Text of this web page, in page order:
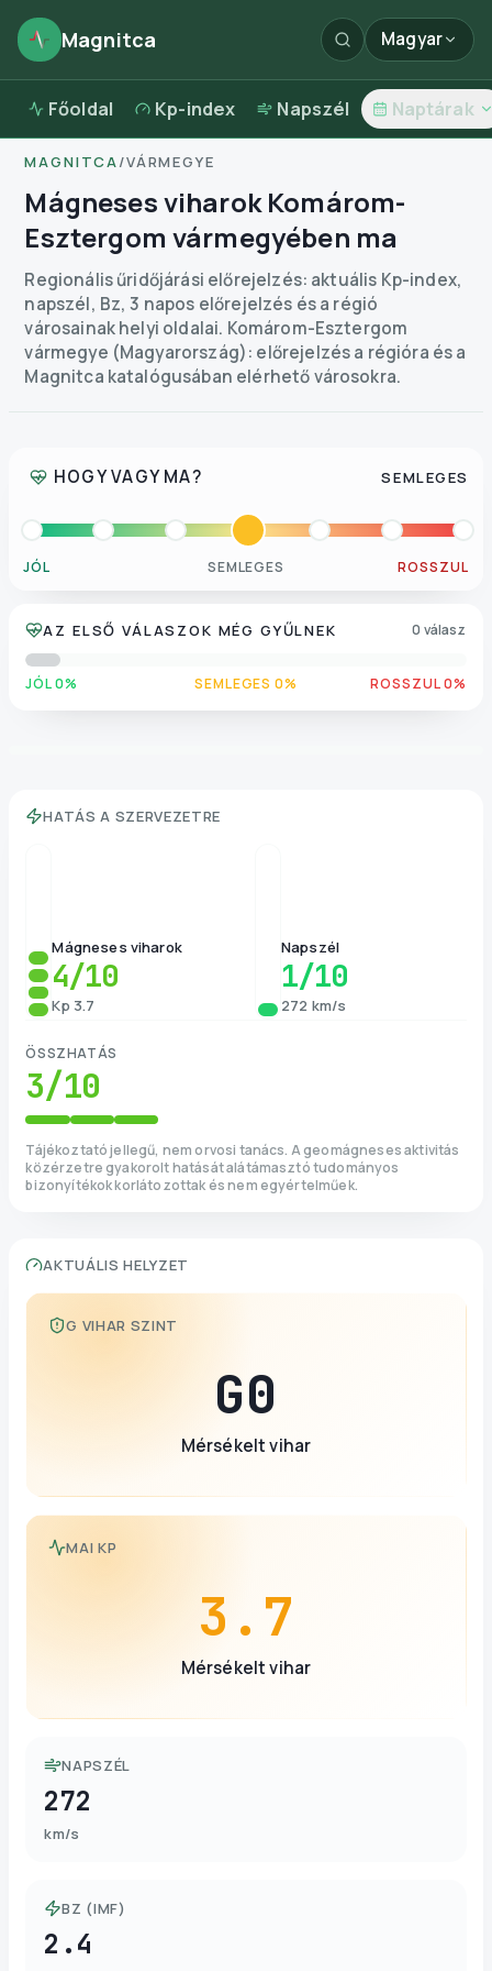
Magnitca Magyar
Főoldal Kp-index Napszél Naptárak
MAGNITCA/VÁRMEGYE
Mágneses viharok Komárom-
Esztergom vármegyében ma
Regionális űridőjárási előrejelzés: aktuális Kp-index,
napszél, Bz, 3 napos előrejelzés és a régió
városainak helyi oldalai. Komárom-Esztergom
vármegye (Magyarország): előrejelzés a régióra és a
Magnitca katalógusában elérhető városokra.
HOGY VAGY MA? SEMLEGES
JÓL SEMLEGES ROSSZUL
AZ ELSŐ VÁLASZOK MÉG GYŰLNEK 0 válasz
JÓL 0% SEMLEGES 0% ROSSZUL 0%
HATÁS A SZERVEZETRE
Mágneses viharok
4/10
Kp 3.7
Napszél
1/10
272 km/s
ÖSSZHATÁS
3/10
Tájékoztató jellegű, nem orvosi tanács. A geomágneses aktivitás
közérzetre gyakorolt hatását alátámasztó tudományos
bizonyítékok korlátozottak és nem egyértelműek.
AKTUÁLIS HELYZET
G VIHAR SZINT
G0
Mérsékelt vihar
MAI KP
3.7
Mérsékelt vihar
NAPSZÉL
272
km/s
BZ (IMF)
2.4